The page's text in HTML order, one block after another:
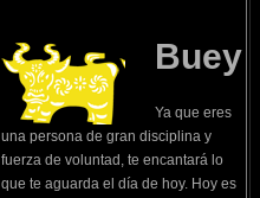
Buey
Ya que eres
una persona de gran disciplina y
fuerza de voluntad, te encantará lo
que te aguarda el día de hoy. Hoy es